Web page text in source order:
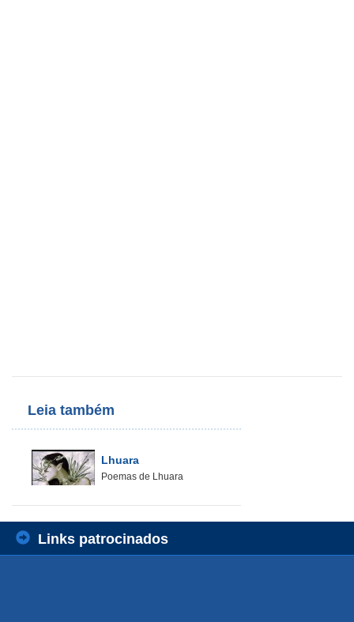
Leia também
Lhuara
Poemas de Lhuara
Links patrocinados